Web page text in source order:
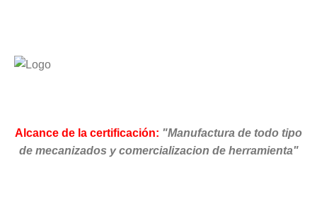
Alcance de la certificación: "Manufactura de todo tipo
de mecanizados y comercializacion de herramienta"